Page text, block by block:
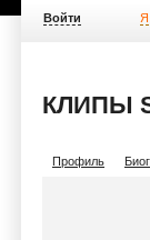
Войти Я
КЛИПЫ
Профиль